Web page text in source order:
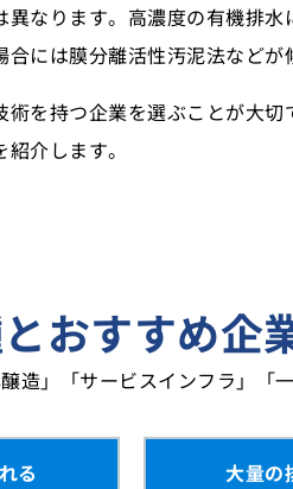
なります。高濃度の有機排水
には膜分離活性汚泥法などが
を持つ企業を選ぶことが大切
介します。
おすすめ企
造」「サービスインフラ」「
る 大量の